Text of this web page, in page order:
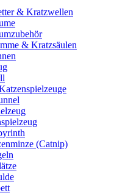
& Kratzwellen
& Kratzsäulen
(Catnip)